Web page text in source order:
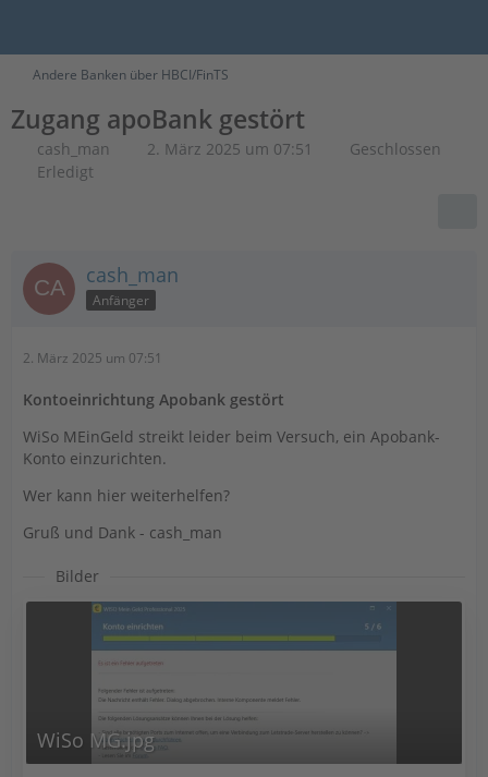
Andere Banken über HBCI/FinTS
Zugang apoBank gestört
cash_man 2. März 2025 um 07:51
Geschlossen
Erledigt
cash_man
Anfänger
2. März 2025 um 07:51
Kontoeinrichtung Apobank gestört
WiSo MEinGeld streikt leider beim Versuch, ein Apobank-
Konto einzurichten.
Wer kann hier weiterhelfen?
Gruß und Dank - cash_man
Bilder
WiSo MG.jpg